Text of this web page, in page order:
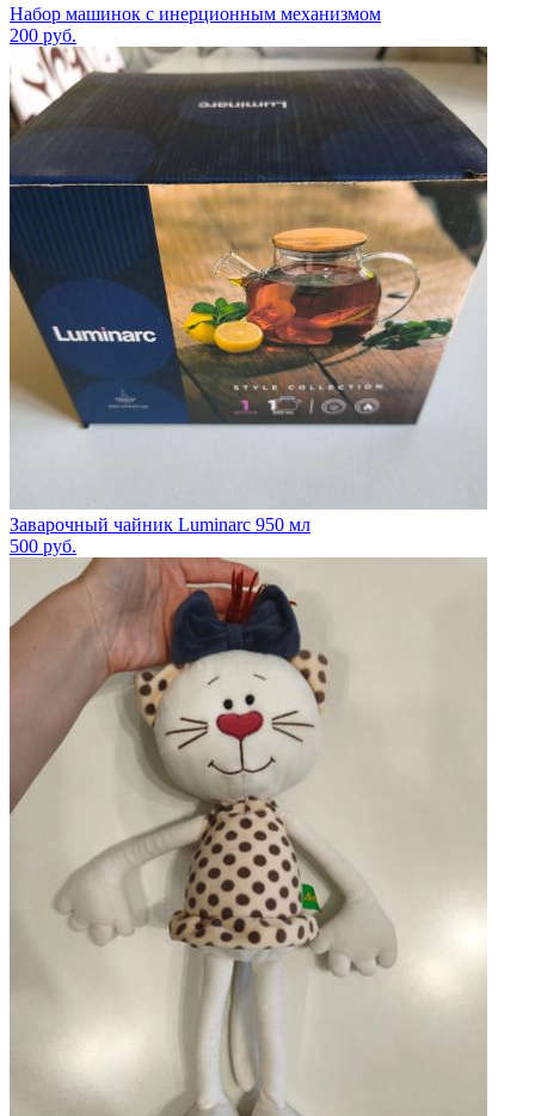
Набор машинок с инерционным механизмом
200 руб.
Заварочный чайник Luminarc 950 мл
500 руб.